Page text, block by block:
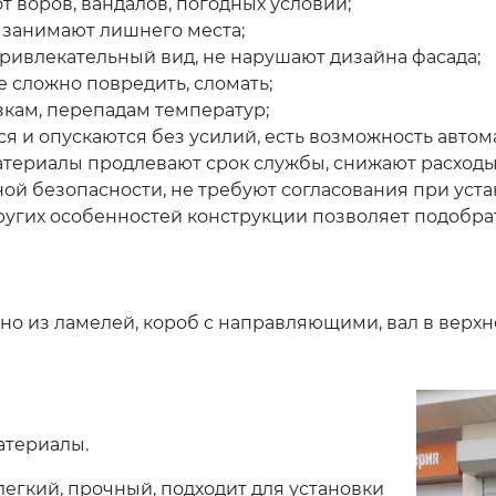
лишнего места;
вид, не нарушают дизайна фасада;
повредить, сломать;
перепадам температур;
и опускаются без усилий, есть возможность
продлевают срок службы, снижают
безопасности, не требуют согласования при
особенностей конструкции позволяет
из ламелей, короб с направляющими, вал в
прочный, подходит для установки